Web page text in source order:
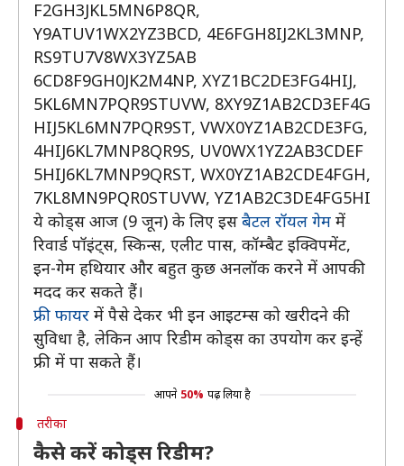
F2GH3JKL5MN6P8QR,
Y9ATUV1WX2YZ3BCD, 4E6FGH8IJ2KL3MNP,
RS9TU7V8WX3YZ5AB
6CD8F9GH0JK2M4NP, XYZ1BC2DE3FG4HIJ,
5KL6MN7PQR9STUVW, 8XY9Z1AB2CD3EF4G
HIJ5KL6MN7PQR9ST, VWX0YZ1AB2CDE3FG,
4HIJ6KL7MNP8QR9S, UV0WX1YZ2AB3CDEF
5HIJ6KL7MNP9QRST, WX0YZ1AB2CDE4FGH,
7KL8MN9PQR0STUVW, YZ1AB2C3DE4FG5HI
ये कोड्स आज (9 जून) के लिए इसबैटल रॉयल गेम में
रिवार्ड पॉइंट्स, स्किन्स, एलीट पास, कॉम्बैट इक्विपमेंट,
इन-गेम हथियार और बहुत कुछ अनलॉक करने में आपकी
मदद कर सकते हैं।
फ्री फायर में पैसे देकर भी इन आइटम्स को खरीदने की
सुविधा है, लेकिन आप रिडीम कोड्स का उपयोग कर इन्हें
फ्री में पा सकते हैं।
आपने 50% पढ़ लिया है
तरीका
कैसे करें कोड्स रिडीम?